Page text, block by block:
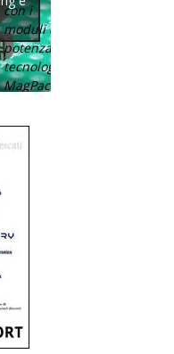
con i
moduli di
potenza con
tecnologia
MagPack.